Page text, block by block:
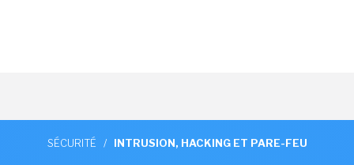
SÉCURITÉ / INTRUSION, HACKING ET PARE-FEU